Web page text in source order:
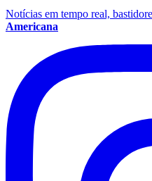
Notícias em tempo real,
Americana